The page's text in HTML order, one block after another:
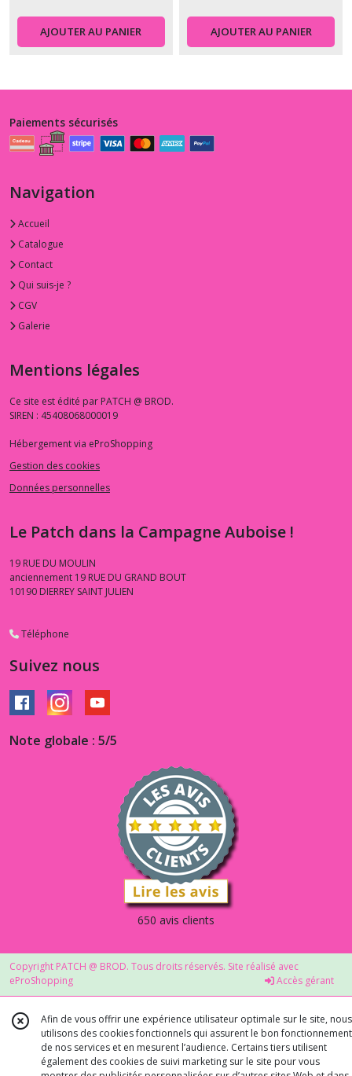
AJOUTER AU PANIER AJOUTER AU PANIER
Paiements sécurisés
Navigation
Accueil
Catalogue
Contact
Qui suis-je ?
CGV
Galerie
Mentions légales
Ce site est édité par PATCH @ BROD.
SIREN : 45408068000019
Hébergement via eProShopping
Gestion des cookies
Données personnelles
Le Patch dans la Campagne Auboise !
19 RUE DU MOULIN
anciennement 19 RUE DU GRAND BOUT
10190 DIERREY SAINT JULIEN
Téléphone
Suivez nous
Note globale : 5/5
650 avis clients
Copyright PATCH @ BROD. Tous droits réservés. Site réalisé avec
eProShopping
Accès gérant
Afin de vous offrir une expérience utilisateur optimale sur le site, nous
utilisons des cookies fonctionnels qui assurent le bon fonctionnement
de nos services et en mesurent l’audience. Certains tiers utilisent
également des cookies de suivi marketing sur le site pour vous